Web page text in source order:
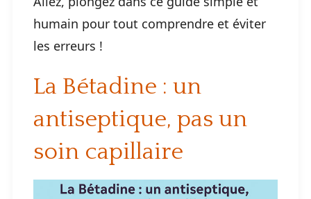
humain pour tout comprendre et éviter
les erreurs !
La Bétadine : un
antiseptique, pas un
soin capillaire